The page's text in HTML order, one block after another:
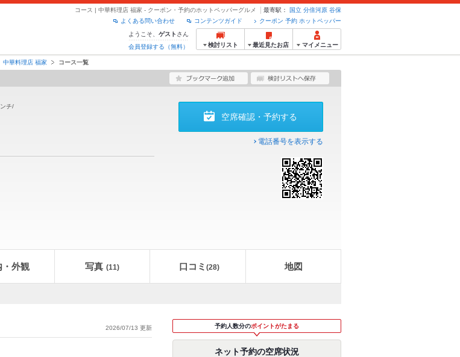
コース | 中華料理店 福家 - クーポン・予約のホットペッパーグルメ 最寄駅： 国立 分倍河原 谷保
クーポン 予約 ホットペッパー
コンテンツガイド
よくある問い合わせ
ようこそ、 ゲスト さん
会員登録する（無料）
検討リスト 最近見たお店 マイメニュー
中華料理店 福家 コース一覧
チ/
空席確認・予約する
電話番号を表示する
・外観 写真 (11) 口コミ (28) 地図
2026/07/13 更新 予約人数分のポイントがたまる
ネット予約の空席状況